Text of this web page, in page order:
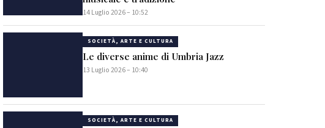
14 Luglio 2026 – 10:52
SOCIETÀ, ARTE E CULTURA
Le diverse anime di Umbria Jazz
13 Luglio 2026 – 10:40
SOCIETÀ, ARTE E CULTURA